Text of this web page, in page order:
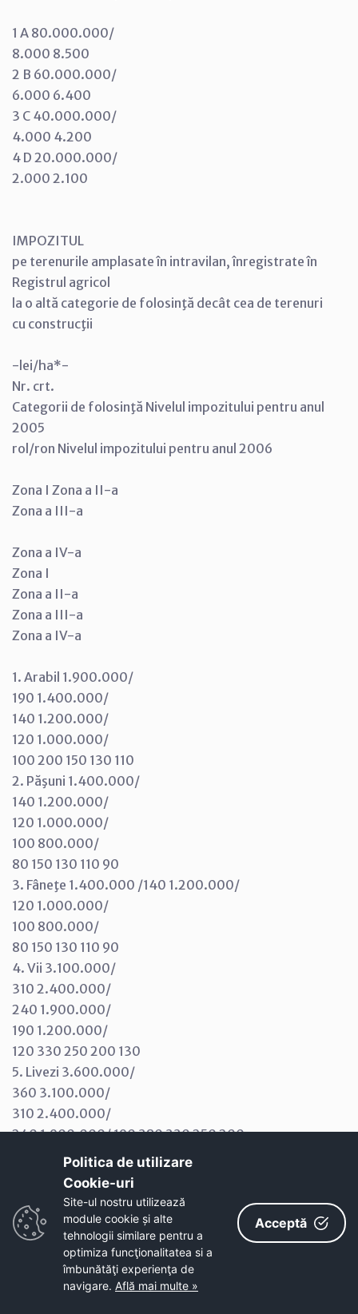
1 A 80.000.000/
8.000 8.500
2 B 60.000.000/
6.000 6.400
3 C 40.000.000/
4.000 4.200
4 D 20.000.000/
2.000 2.100
IMPOZITUL
pe terenurile amplasate în intravilan, înregistrate în
Registrul agricol
la o altă categorie de folosinţă decât cea de terenuri
cu construcţii
-lei/ha*-
Nr. crt.
Categorii de folosinţă Nivelul impozitului pentru anul
2005
rol/ron Nivelul impozitului pentru anul 2006
Zona I Zona a II-a
Zona a III-a
Zona a IV-a
Zona I
Zona a II-a
Zona a III-a
Zona a IV-a
1. Arabil 1.900.000/
190 1.400.000/
140 1.200.000/
120 1.000.000/
100 200 150 130 110
2. Păşuni 1.400.000/
140 1.200.000/
120 1.000.000/
100 800.000/
80 150 130 110 90
3. Fâneţe 1.400.000 /140 1.200.000/
120 1.000.000/
100 800.000/
80 150 130 110 90
4. Vii 3.100.000/
310 2.400.000/
240 1.900.000/
190 1.200.000/
120 330 250 200 130
5. Livezi 3.600.000/
360 3.100.000/
310 2.400.000/
240 1.900.000/ 190 380 330 250 200
6. Păduri şi alte terenuri cu vegetaţie forestieră
1.900.000/
190 1.400.000/
140 1.200.000/
120 1.000.000/
100 200 150 130 110
7. Terenuri cu ape 1.000.000/
Politica de utilizare
Cookie-uri‎
Site-ul nostru utilizează
module cookie și alte
tehnologii similare pentru a
optimiza funcţionalitatea si a
îmbunătăţi experienţa de
navigare. Află mai multe »
Acceptă